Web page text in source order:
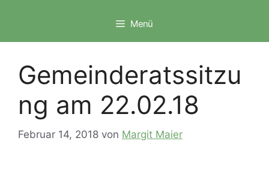
Menü
Gemeinderatssitzu
ng am 22.02.18
Februar 14, 2018 von Margit Maier